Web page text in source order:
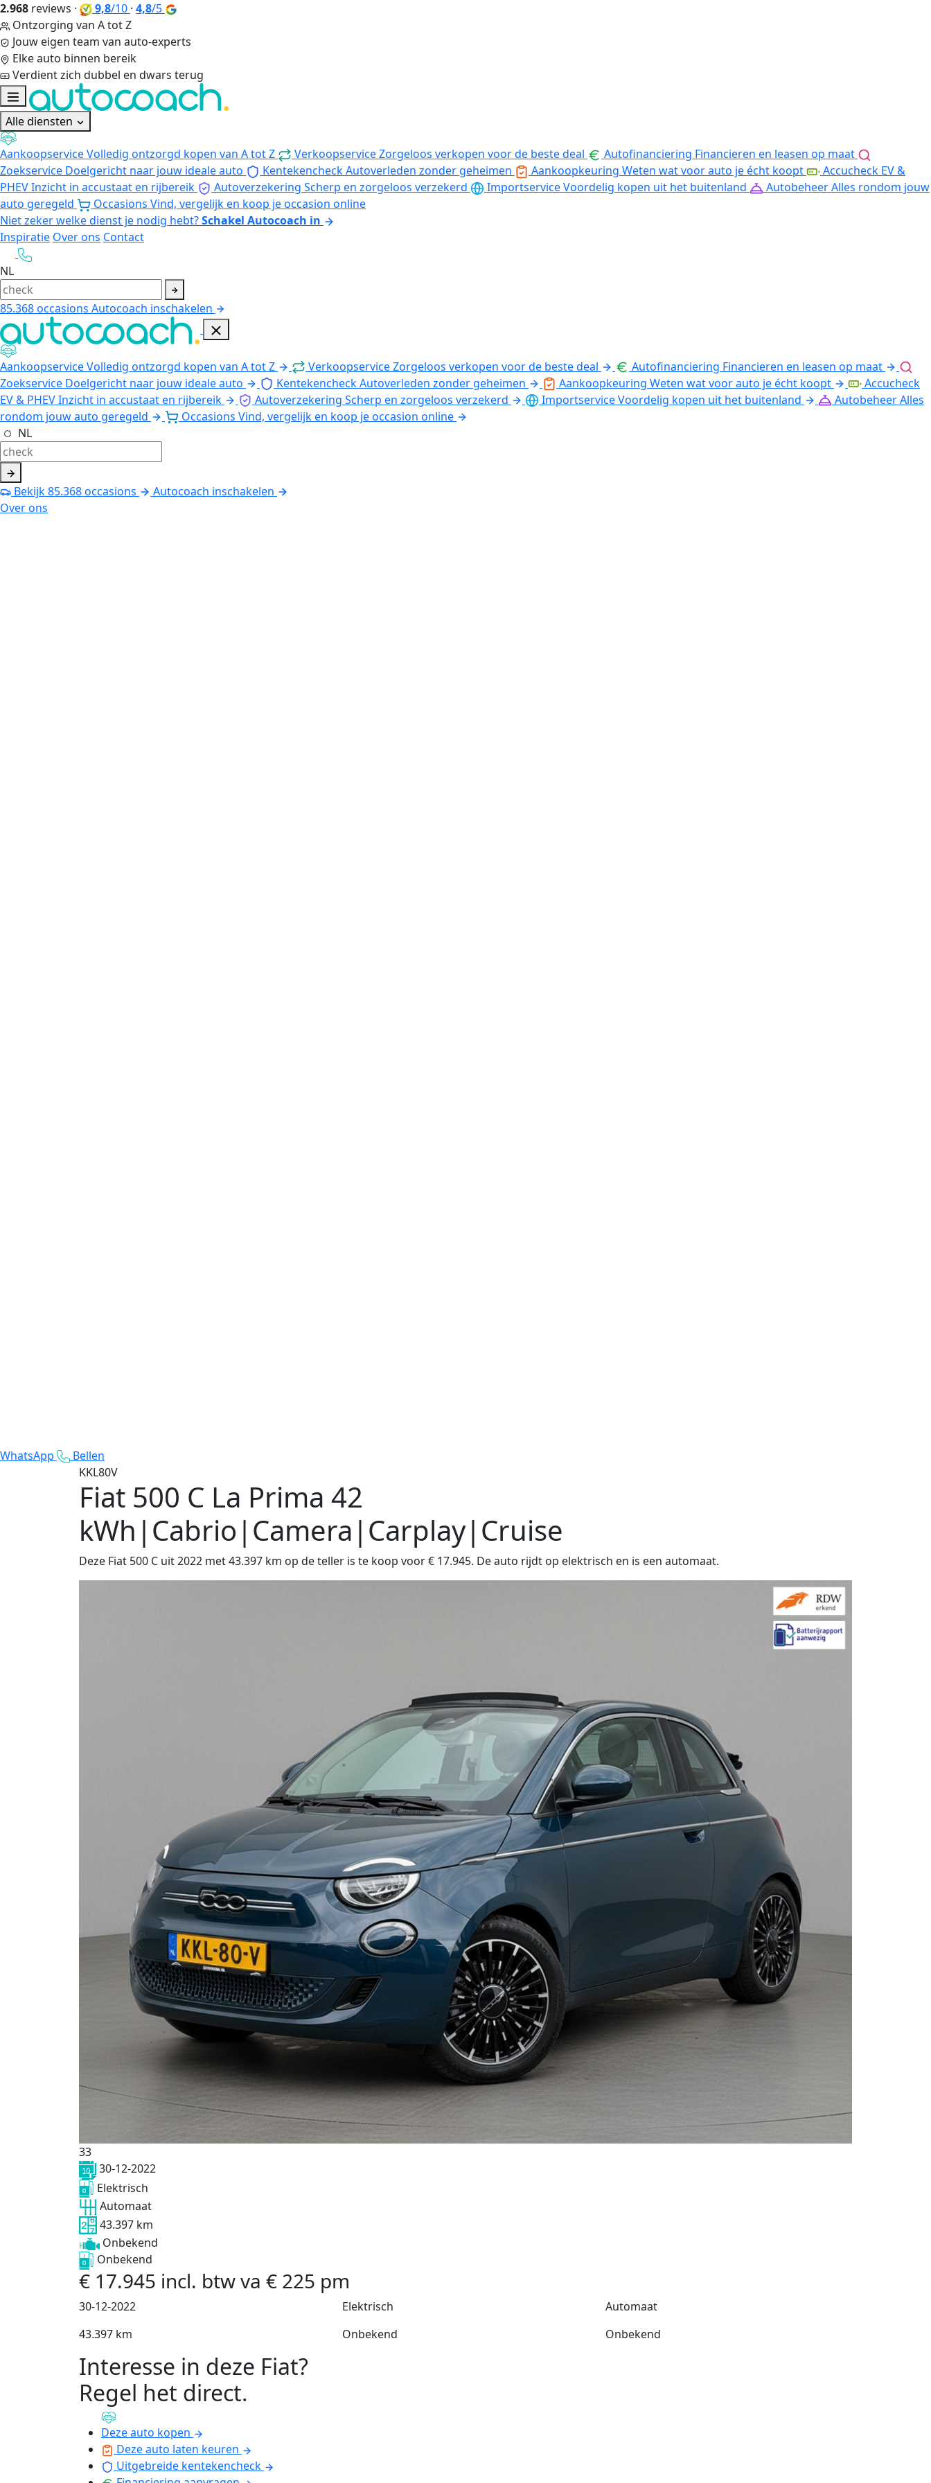
2.968 reviews · 9,8/10 · 4,8/5
Ontzorging van A tot Z
Jouw eigen team van auto-experts
Elke auto binnen bereik
Verdient zich dubbel en dwars terug
Alle diensten
AankoopserviceVolledig ontzorgd kopen van A tot Z VerkoopserviceZorgeloos verkopen voor de beste deal Autofinanciering Financieren en leasen op maat
Zoekservice Doelgericht naar jouw ideale auto KentekencheckAutoverleden zonder geheimen Aankoopkeuring Weten wat voor auto je écht koopt
Accucheck EV &
PHEVInzicht in accustaat en rijbereik Autoverzekering Scherp en zorgeloos verzekerd ImportserviceVoordelig kopen uit het buitenland AutobeheerAlles rondom jouw
auto geregeld
Occasions Vind, vergelijk en koop je occasion online
Niet zeker welke dienst je nodig hebt?Schakel Autocoach in
Inspiratie Over ons Contact
NL
85.368occasions Autocoach inschakelen
AankoopserviceVolledig ontzorgd kopen van A tot Z VerkoopserviceZorgeloos verkopen voor de beste deal Autofinanciering Financieren en leasen op maat
Zoekservice Doelgericht naar jouw ideale auto KentekencheckAutoverleden zonder geheimen Aankoopkeuring Weten wat voor auto je écht koopt
Accucheck
EV & PHEVInzicht in accustaat en rijbereik Autoverzekering Scherp en zorgeloos verzekerd ImportserviceVoordelig kopen uit het buitenland AutobeheerAlles
rondom jouw auto geregeld
Occasions Vind, vergelijk en koop je occasion online
NL
Bekijk85.368occasions
Autocoach inschakelen
Over ons
WhatsApp
Bellen
KKL80V
Fiat 500 C La Prima 42
kWh|Cabrio|Camera|Carplay|Cruise
Deze Fiat 500 C uit 2022 met 43.397 km op de teller is te koop voor € 17.945. De auto rijdt op elektrisch en is een automaat.
33
30-12-2022
Elektrisch
Automaat
43.397 km
Onbekend
Onbekend
€ 17.945 incl. btwva € 225 pm
30-12-2022 Elektrisch
Automaat
43.397 km
Onbekend Onbekend
Interesse in deze Fiat?
Regel het direct.
Deze auto kopen
Deze auto laten keuren
Uitgebreide kentekencheck